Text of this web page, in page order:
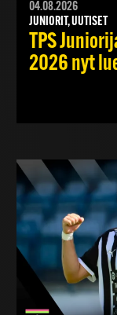
04.08.2026
JUNIORIT, UUTISET
TPS
2026 nyt